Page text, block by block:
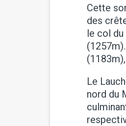
Cette
des
le col
Le
nord du